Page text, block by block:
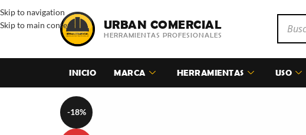
Skip to navigation
Skip to main content
URBAN COMERCIAL
HERRAMIENTAS PROFESIONALES
INICIO MARCA HERRAMIENTAS USO
-18%